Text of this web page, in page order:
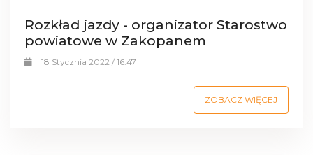
Rozkład jazdy - organizator Starostwo
powiatowe w Zakopanem
18 Stycznia 2022 / 16:47
ZOBACZ WIĘCEJ